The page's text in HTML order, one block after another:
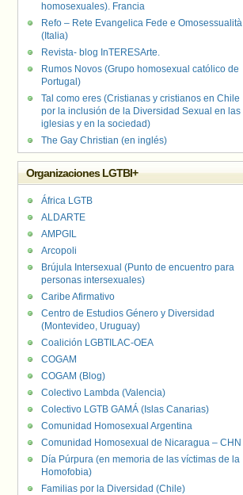
homosexuales). Francia
Refo – Rete Evangelica Fede e Omosessualità
(Italia)
Revista- blog InTERESArte.
Rumos Novos (Grupo homosexual católico de
Portugal)
Tal como eres (Cristianas y cristianos en Chile
por la inclusión de la Diversidad Sexual en las
iglesias y en la sociedad)
The Gay Christian (en inglés)
Organizaciones LGTBI+
África LGTB
ALDARTE
AMPGIL
Arcopoli
Brújula Intersexual (Punto de encuentro para
personas intersexuales)
Caribe Afirmativo
Centro de Estudios Género y Diversidad
(Montevideo, Uruguay)
Coalición LGBTILAC-OEA
COGAM
COGAM (Blog)
Colectivo Lambda (Valencia)
Colectivo LGTB GAMÁ (Islas Canarias)
Comunidad Homosexual Argentina
Comunidad Homosexual de Nicaragua – CHN
Día Púrpura (en memoria de las víctimas de la
Homofobia)
Familias por la Diversidad (Chile)